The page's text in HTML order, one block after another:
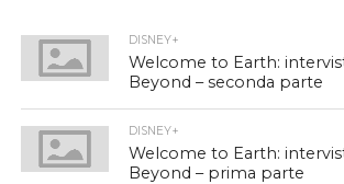
DISNEY+
Welcome to Earth:
Beyond – seconda parte
DISNEY+
Welcome to Earth:
Beyond – prima parte